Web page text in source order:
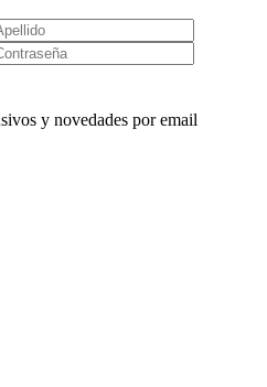
y novedades por email